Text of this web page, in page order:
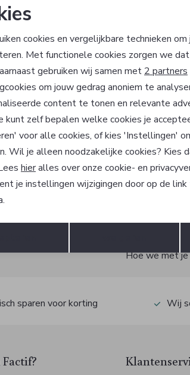
Sale
Sports MarcCain
Broek
101,94 169,90
gelijk €5,- korting!
Hoe we met je
sparen voor korting Wij
cookies
Terug
cookies en vergelijkbare technieken om
Met functionele cookies zorgen we
gebruiken wij samen met 2 partners
om jouw gedrag anoniem te
content te tonen en relevante
kunt zelf bepalen welke cookies je
voor alle cookies, of kies 'Instellingen'
Wil je alleen noodzakelijke cookies? Kies
hieralles over onze cookie- en
je instellingen wijzigingen door op de link